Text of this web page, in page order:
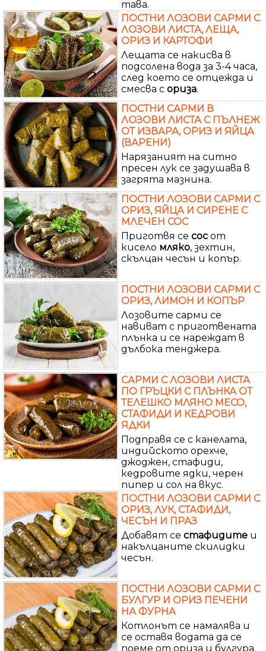
тава.
ПОСТНИ ЛОЗОВИ САРМИ С
ЛОЗОВИ ЛИСТА, ЛЕЩА,
ОРИЗ И КАРТОФИ
Лещата се накисва в
подсолена вода за 3-4 часа,
след което се отцежда и
смесва с ориза.
ПОСТНИ САРМИ В
ЛОЗОВИ ЛИСТА С ПЪЛНЕЖ
ОТ ИЗВАРА, ОРИЗ И ЯЙЦА
(ВАРЕНИ)
Нарязаният на ситно
пресен лук се задушава в
загрята мазнина.
ПОСТНИ ЛОЗОВИ САРМИ С
ОРИЗ, ЯЙЦА И СИРЕНЕ С
МЛЕЧЕН СОС
Приготвя се сос от
кисело мляко, зехтин,
скълцан чесън и копър.
ПОСТНИ ЛОЗОВИ САРМИ С
ОРИЗ, ЛИМОН И КОПЪР
Лозовите сарми се
навиват с приготвената
плънка и се нареждат в
дълбока тенджера.
САРМИ С ЛОЗОВИ ЛИСТА
ПО ГРЪЦКИ С ПЛЪНКА ОТ
ТЕЛЕШКО МЛЯНО МЕСО,
СТАФИДИ И КЕДРОВИ
ЯДКИ
Подправя се с канелата,
индийското орехче,
джоджен, стафиди,
кедровите ядки, черен
пипер и сол на вкус.
ПОСТНИ ЛОЗОВИ САРМИ С
ОРИЗ, ЛУК, СТАФИДИ,
ЧЕСЪН И ПРАЗ
Добавят се стафидите и
накълцаните скилидки
чесън.
ПОСТНИ ЛОЗОВИ САРМИ С
БУЛГУР И ОРИЗ ПЕЧЕНИ
НА ФУРНА
Котлонът се намалява и
се оставя водата да се
поеме от ориза и булгура.